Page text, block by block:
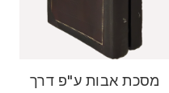
מסכת אבות ע"פ דרך